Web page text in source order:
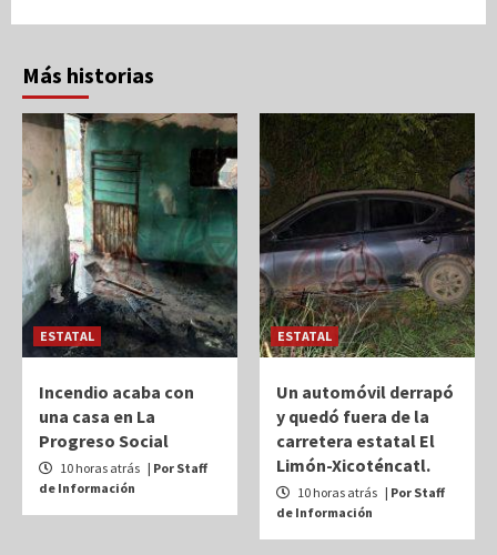
Más historias
ESTATAL
Incendio acaba con
una casa en La
Progreso Social
10 horas atrás | Por Staff
de Información
ESTATAL
Un automóvil derrapó
y quedó fuera de la
carretera estatal El
Limón-Xicoténcatl.
10 horas atrás | Por Staff
de Información